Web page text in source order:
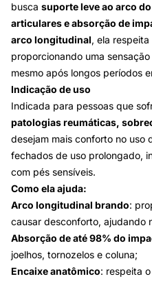
busca suporte leve ao arco
articulares e absorção de
arco longitudinal, ela
proporcionando uma
mesmo após longos períodos
Indicação de uso
Indicada para pessoas que
patologias reumáticas,
desejam mais conforto no uso
fechados de uso prolongado,
com pés sensíveis.
Como ela ajuda:
Arco longitudinal brando:
causar desconforto, ajudando
Absorção de até 98% do
joelhos, tornozelos e coluna;
Encaixe anatômico: respeita